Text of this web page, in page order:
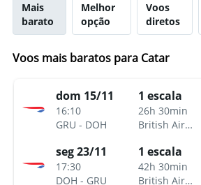
Mais
barato
Melhor
opção
Voos
diretos
Voos mais baratos para Catar
dom 15/11
16:10
GRU - DOH
1 escala
26h 30min
British Airways
seg 23/11
17:30
DOH - GRU
1 escala
42h 30min
British Airways